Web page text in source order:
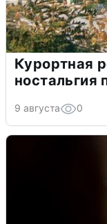
Курортная
9 августа 0